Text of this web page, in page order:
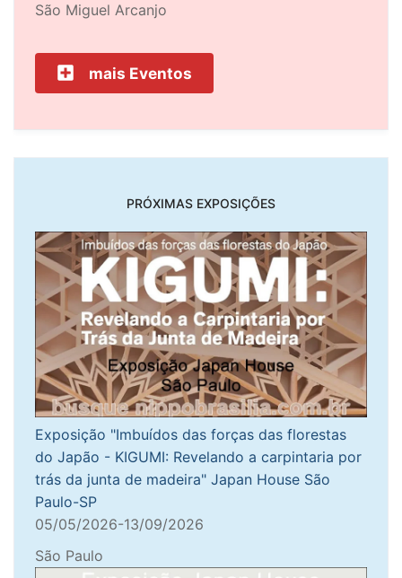
São Miguel Arcanjo
mais Eventos
PRÓXIMAS EXPOSIÇÕES
Exposição "Imbuídos das forças das florestas
do Japão - KIGUMI: Revelando a carpintaria por
trás da junta de madeira" Japan House São
Paulo-SP
05/05/2026-13/09/2026
São Paulo